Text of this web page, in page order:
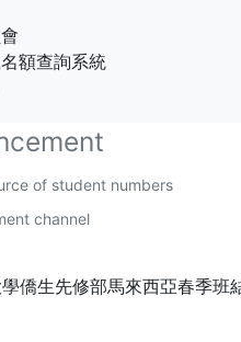
額查詢系統
of student numbers
channel
僑生先修部馬來西亞春季班